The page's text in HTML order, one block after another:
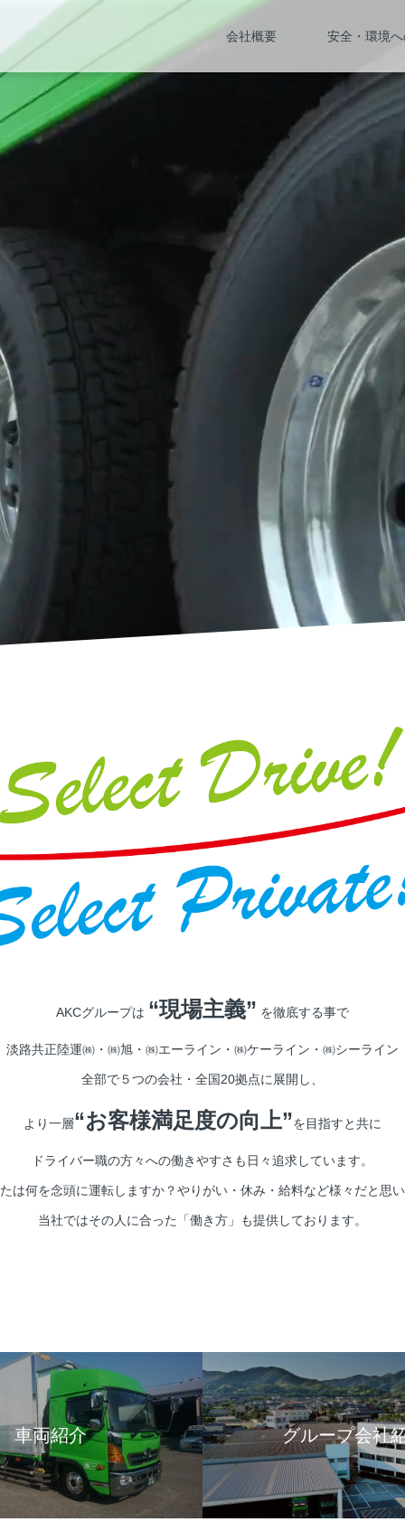
会社概要 安全・環境
AKCグループは “現場主義” を徹底する事で
淡路共正陸運㈱・㈱旭・㈱エーライン・㈱ケーライン・㈱シーライン
全部で５つの会社・全国20拠点に展開し、
より一層“お客様満足度の向上”を目指すと共に
ドライバー職の方々への働きやすさも日々追求しています。
は何を念頭に運転しますか？やりがい・休み・給料など様々だと思
当社ではその人に合った「働き方」も提供しております。
車両紹介 グループ会社